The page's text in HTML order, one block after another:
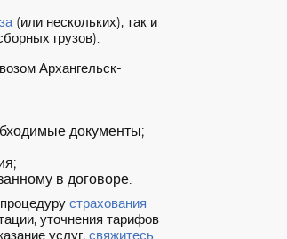
(или нескольких), так и
грузов).
Архангельск-
документы;
в договоре.
страхования
уточнения тарифов
услуг, свяжитесь